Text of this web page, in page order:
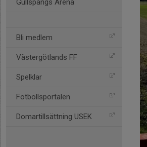
Gullspångs Arena
Bli medlem
Västergötlands FF
Spelklar
Fotbollsportalen
Domartillsättning USEK